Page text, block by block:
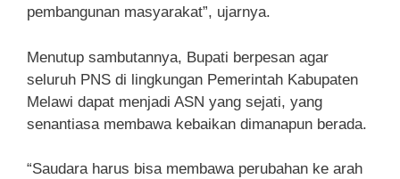
pembangunan masyarakat”, ujarnya.
Menutup sambutannya, Bupati berpesan agar
seluruh PNS di lingkungan Pemerintah Kabupaten
Melawi dapat menjadi ASN yang sejati, yang
senantiasa membawa kebaikan dimanapun berada.
“Saudara harus bisa membawa perubahan ke arah